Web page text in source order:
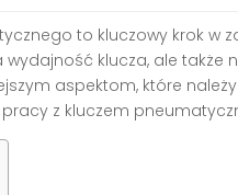
to kluczowy krok w
wydajność klucza, ale także
aspektom, które
z kluczem